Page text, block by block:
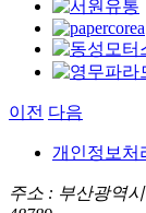
이전 다음
개인정보처
주소 : 부산광역